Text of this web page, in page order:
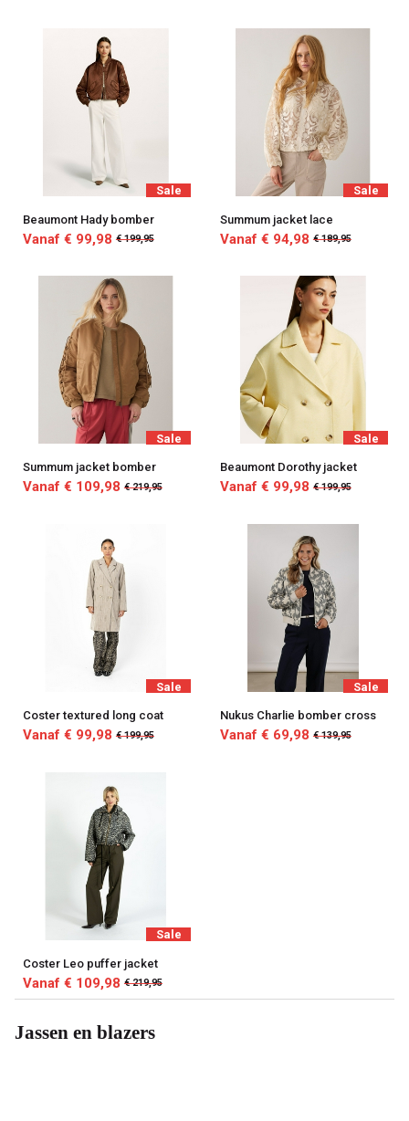
Sale
Beaumont Hady bomber
Vanaf € 99,98 € 199,95
Sale
Summum jacket lace
Vanaf € 94,98 € 189,95
Sale
Summum jacket bomber
Vanaf € 109,98 € 219,95
Sale
Beaumont Dorothy jacket
Vanaf € 99,98 € 199,95
Sale
Coster textured long coat
Vanaf € 99,98 € 199,95
Sale
Nukus Charlie bomber cross
Vanaf € 69,98 € 139,95
Sale
Coster Leo puffer jacket
Vanaf € 109,98 € 219,95
Jassen en blazers